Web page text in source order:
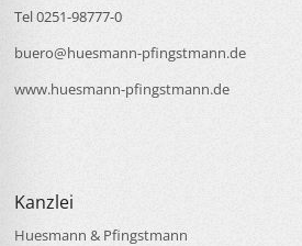
Tel 0251-98777-0
buero@huesmann-pfingstmann.de
www.huesmann-pfingstmann.de
Kanzlei
Huesmann & Pfingstmann